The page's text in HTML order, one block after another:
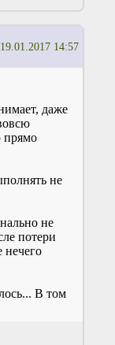
19.01.2017 14:57
даже
прямо
не
не
потери
В том